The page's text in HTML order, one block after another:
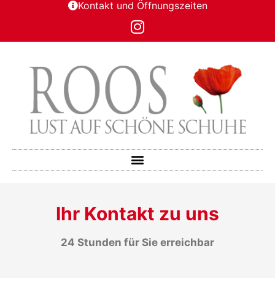
Kontakt und Öffnungszeiten
Ihr Kontakt zu uns
24 Stunden für Sie erreichbar